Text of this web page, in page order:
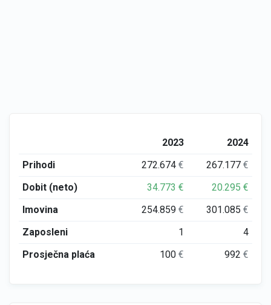
2023
2024
Prihodi
272.674€ 267.177€
Dobit (neto)
34.773€ 20.295€
Imovina
254.859€ 301.085€
Zaposleni
1
4
Prosječna plaća
100€ 992€